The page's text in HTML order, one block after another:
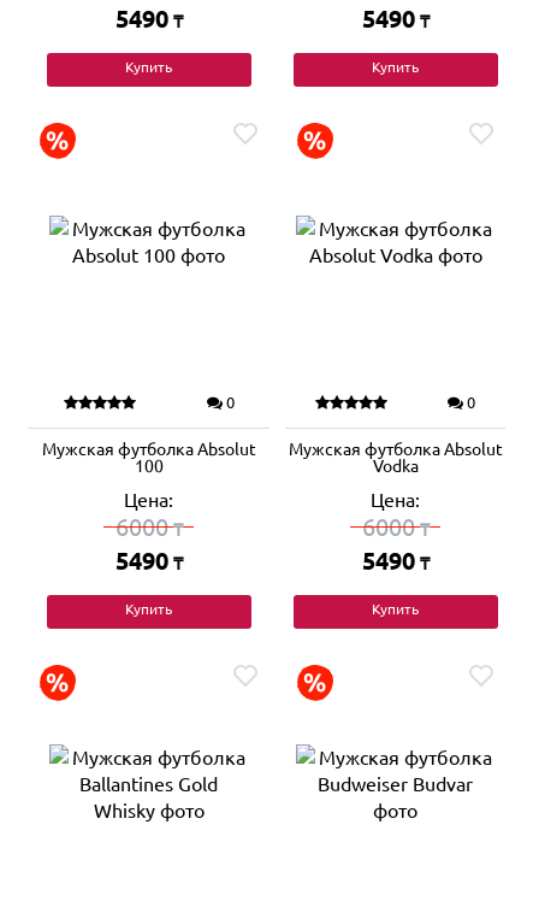
5490 ₸
Купить
5490 ₸
Купить
0
Мужская футболка Absolut
100
Цена:
6000₸
5490 ₸
Купить
0
Мужская футболка Absolut
Vodka
Цена:
6000₸
5490 ₸
Купить